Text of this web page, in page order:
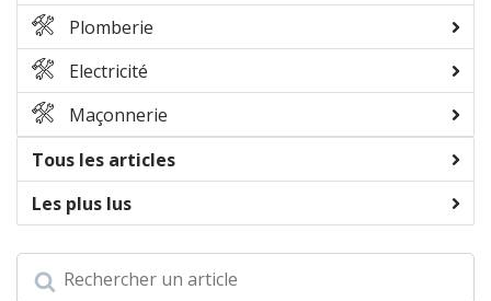
Plomberie
Electricité
Maçonnerie
Tous les articles
Les plus lus